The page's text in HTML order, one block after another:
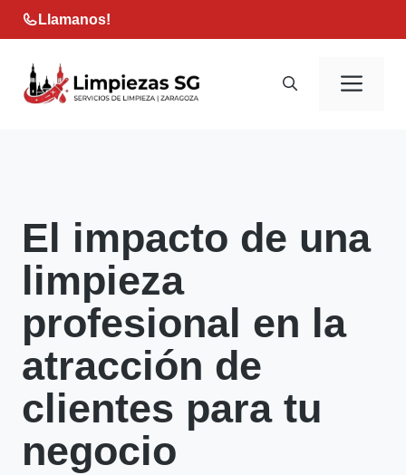
Saltar
al
contenido
Llamanos!
El impacto de una
limpieza
profesional en la
atracción de
clientes para tu
negocio